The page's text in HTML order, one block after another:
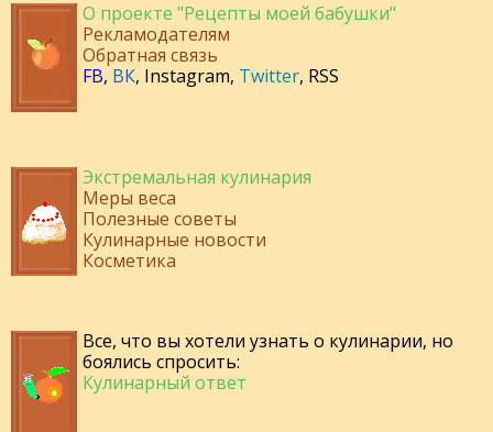
О проекте "Рецепты моей бабушки"
Рекламодателям
Обратная связь
FB, ВК, Instagram, Twitter, RSS
Экстремальная кулинария
Меры веса
Полезные советы
Кулинарные новости
Косметика
Все, что вы хотели узнать о кулинарии, но
боялись спросить:
Кулинарный ответ